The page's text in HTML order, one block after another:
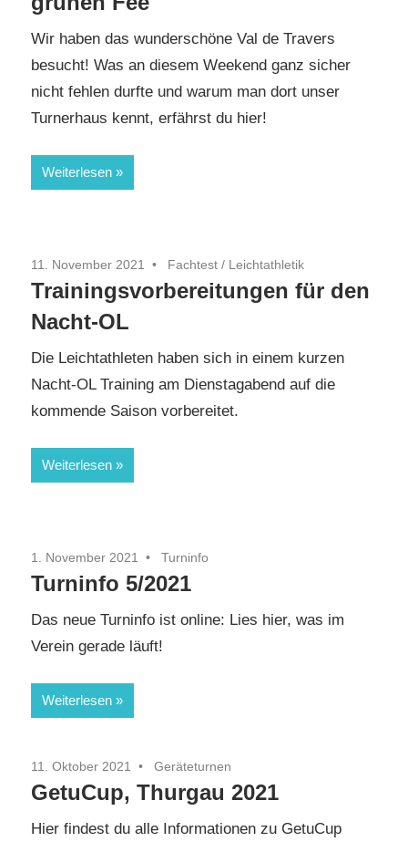
Wir haben das wunderschöne Val de Travers
besucht! Was an diesem Weekend ganz sicher
nicht fehlen durfte und warum man dort unser
Turnerhaus kennt, erfährst du hier!
Weiterlesen
11. November 2021 Fachtest / Leichtathletik
Trainingsvorbereitungen für den
Nacht-OL
Die Leichtathleten haben sich in einem kurzen
Nacht-OL Training am Dienstagabend auf die
kommende Saison vorbereitet.
Weiterlesen
1. November 2021 Turninfo
Turninfo 5/2021
Das neue Turninfo ist online: Lies hier, was im
Verein gerade läuft!
Weiterlesen
11. Oktober 2021 Geräteturnen
GetuCup, Thurgau 2021
Hier findest du alle Informationen zu GetuCup